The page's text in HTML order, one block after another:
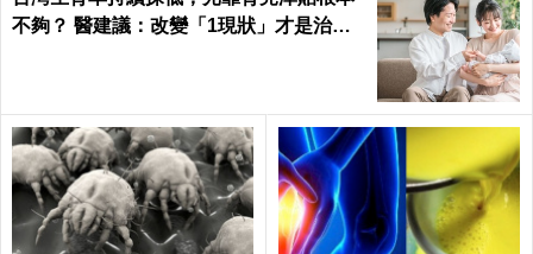
不夠？ 醫建議：改變「1現狀」才是治本